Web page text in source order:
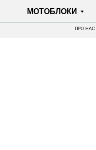
МОТОБЛОКИ